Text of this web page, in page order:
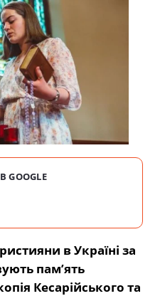
в Україні за
пам’ять
Кесарійського та